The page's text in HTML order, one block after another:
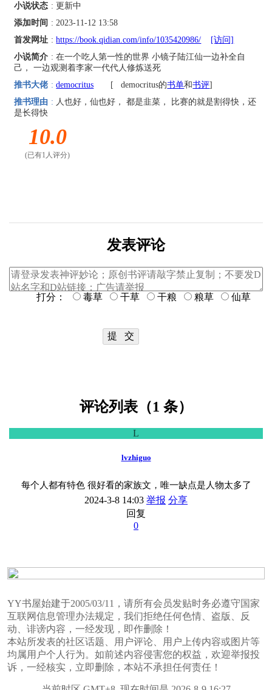
小说状态 : 更新中
添加时间 : 2023-11-12 13:58
首发网址 :https://book.qidian.com/info/1035420986/
[访问]
小说简介 : 在一个吃人第一性的世界 小镜子陆江仙一边补全自
己， 一边观测着李家一代代人修炼送死
推书大佬 : democritus [ democritus的书单和书评]
推书理由 : 人也好，仙也好， 都是韭菜， 比赛的就是割得快，还
是长得快
10.0
(已有1人评分)
发表评论
打分： 毒草 干草 干粮 粮草 仙草
评论列表（1 条）
L
lvzhiguo
每个人都有特色 很好看的家族文，唯一缺点是人物太多了
2024-3-8 14:03 举报 分享
回复
0
YY书屋始建于2005/03/11，请所有会员发贴时务必遵守国家
互联网信息管理办法规定，我们拒绝任何色情、盗版、反
动、诽谤内容，一经发现，即作删除！
本站所发表的社区话题、用户评论、用户上传内容或图片等
均属用户个人行为。如前述内容侵害您的权益，欢迎举报投
诉，一经核实，立即删除，本站不承担任何责任！